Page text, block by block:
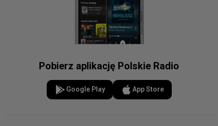
Pobierz aplikację Polskie Radio
Google Play App Store